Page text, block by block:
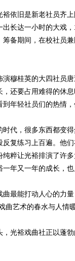
裕依旧是新老社员齐
出长达一小时的大戏
筹备期间，在校社员
演穆桂英的大四社员
，还要占用难得的休
到年轻社员们的热情
时代，很多东西都变
反复练习上百遍。他
纯粹让光裕排演了许
一年又一年的成长，
曲最能打动人心的力
曲艺术的春水与人情
光裕戏曲社正以蓬